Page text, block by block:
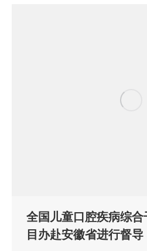
全国儿童口腔疾病综
目办赴安徽省进行督导